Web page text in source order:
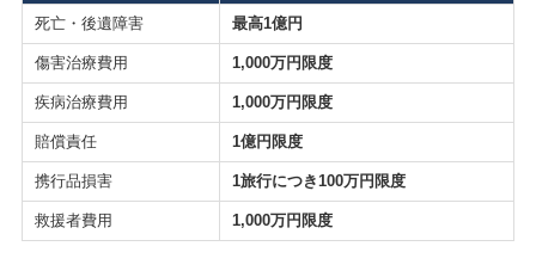
死亡・後遺障害 最高1億円
傷害治療費用 1,000万円限度
疾病治療費用 1,000万円限度
賠償責任 1億円限度
携行品損害 1旅行につき100万円限度
救援者費用 1,000万円限度